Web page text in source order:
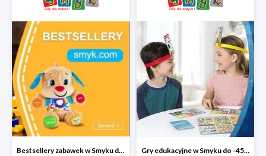
Bestsellery zabawek w Smyku do -45% Gry edukacyjne w Smyku do -45%